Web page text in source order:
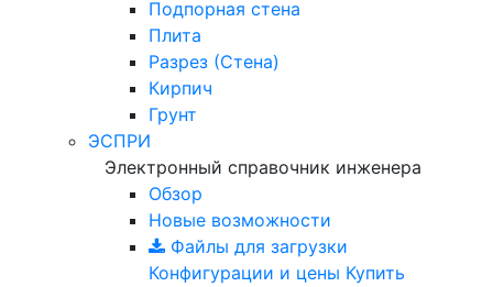
Подпорная стена
Плита
Разрез (Стена)
Кирпич
Грунт
ЭСПРИ
Электронный справочник инженера
Обзор
Новые возможности
Файлы для загрузки
Конфигурации и цены Купить